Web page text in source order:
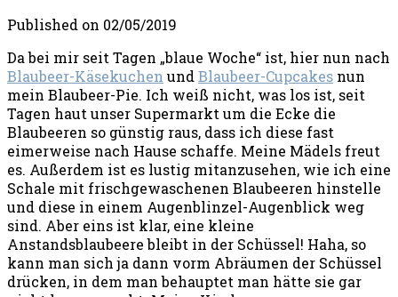
Published on 02/05/2019
Da bei mir seit Tagen „blaue Woche“ ist, hier nun nach
Blaubeer-Käsekuchen undBlaubeer-Cupcakes nun
mein Blaubeer-Pie. Ich weiß nicht, was los ist, seit
Tagen haut unser Supermarkt um die Ecke die
Blaubeeren so günstig raus, dass ich diese fast
eimerweise nach Hause schaffe. Meine Mädels freut
es. Außerdem ist es lustig mitanzusehen, wie ich eine
Schale mit frischgewaschenen Blaubeeren hinstelle
und diese in einem Augenblinzel-Augenblick weg
sind. Aber eins ist klar, eine kleine
Anstandsblaubeere bleibt in der Schüssel! Haha, so
kann man sich ja dann vorm Abräumen der Schüssel
drücken, in dem man behauptet man hätte sie gar